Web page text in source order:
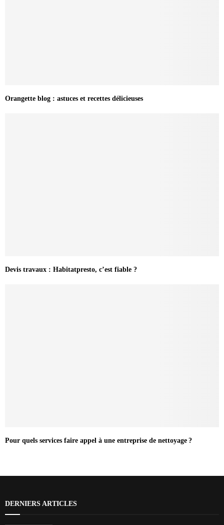
Orangette blog : astuces et recettes délicieuses
Devis travaux : Habitatpresto, c’est fiable ?
Pour quels services faire appel à une entreprise de nettoyage ?
DERNIERS ARTICLES